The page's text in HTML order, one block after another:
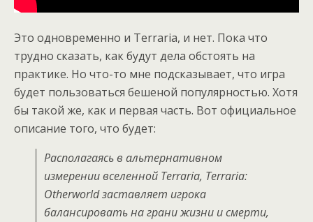
Это одновременно и Terraria, и нет. Пока что
трудно сказать, как будут дела обстоять на
практике. Но что-то мне подсказывает, что игра
будет пользоваться бешеной популярностью. Хотя
бы такой же, как и первая часть. Вот официальное
описание того, что будет:
Располагаясь в альтернативном
измерении вселенной Terraria, Terraria:
Otherworld заставляет игрока
балансировать на грани жизни и смерти,